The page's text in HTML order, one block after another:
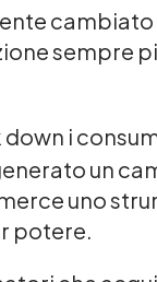
sempre
i
un
uno
potere.